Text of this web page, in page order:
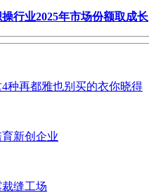
行业2025年市场份额取成长
种再都雅也别买的衣你晓得
新创企业
缝工场